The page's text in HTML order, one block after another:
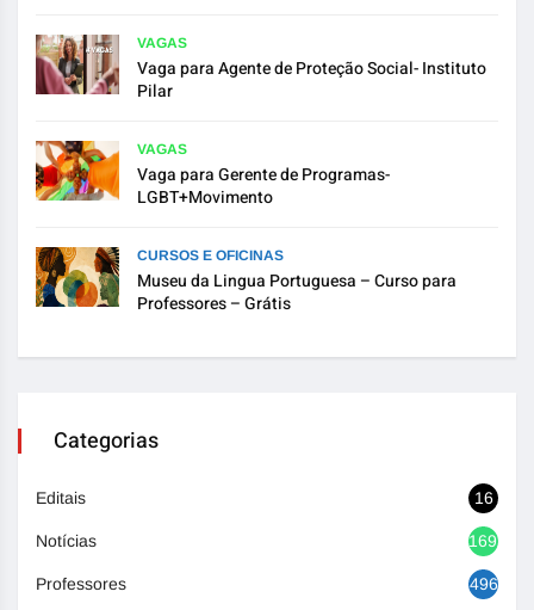
VAGAS
Vaga para Agente de Proteção Social- Instituto
Pilar
VAGAS
Vaga para Gerente de Programas-
LGBT+Movimento
CURSOS E OFICINAS
Museu da Lingua Portuguesa – Curso para
Professores – Grátis
Categorias
Editais 16
Notícias 1692
Professores 496